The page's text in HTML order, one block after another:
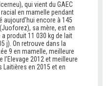
qui vient du GAEC
racial en mamelle pendant
encore à 145
sa mère, est en
produit 11 030 kg de lait
j). On retrouve dans la
9 en mamelle, meilleure
2012 et meilleure
en 2015 et en